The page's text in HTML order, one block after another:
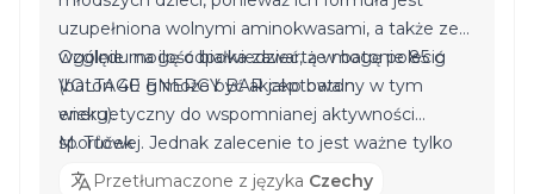
uzupełniona wolnymi aminokwasami, a także ze
względu na ilość białka zawartą w batonie 85 g
(baton 40 g może być akceptowalny w tym
wieku).
Ogólnie mogę odpowiedzieć, że mogę polecić
VOLTAGE ENERGY BARjako baton
energetyczny do wspomnianej aktywności
sportowej. Jednak zalecenie to jest ważne tylko
wtedy, gdy młody sportowiec odczuwa głód
M. Tůček
Przetłumaczone z języka Czechy